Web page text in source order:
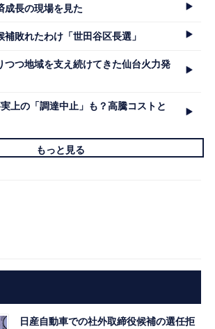
成長の現場を見た
補敗れたわけ「世田谷区長選」
つつ地域を支え続けてきた仙台火力発
上の「調達中止」も？高騰コストと
もっと見る
日産自動車での社外取締役候補の選任拒